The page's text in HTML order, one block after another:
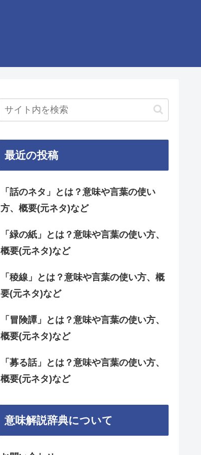
最近の投稿
「話のネタ」とは？意味や言葉の使い
方、概要(元ネタ)など
「緑の紙」とは？意味や言葉の使い方、
概要(元ネタ)など
「稜線」とは？意味や言葉の使い方、概
要(元ネタ)など
「冒険譚」とは？意味や言葉の使い方、
概要(元ネタ)など
「募る話」とは？意味や言葉の使い方、
概要(元ネタ)など
意味解説辞典について